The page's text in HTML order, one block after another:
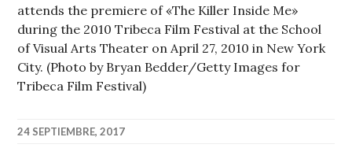
attends the premiere of «The Killer Inside Me»
during the 2010 Tribeca Film Festival at the School
of Visual Arts Theater on April 27, 2010 in New York
City. (Photo by Bryan Bedder/Getty Images for
Tribeca Film Festival)
24 SEPTIEMBRE, 2017